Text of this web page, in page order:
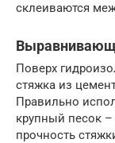
склеиваются
Поверх
стяжка из
Правильно
крупный песок
прочность